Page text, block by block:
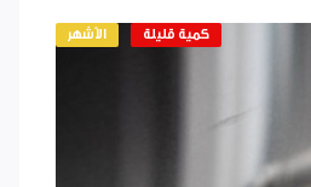
الأشهر كمية قليلة